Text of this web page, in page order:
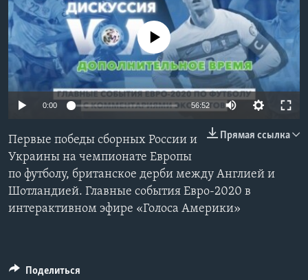
Learning English
СОЦИАЛЬНЫЕ СЕТИ
No media source currently available
0:00 56:52
Прямая ссылка
Первые победы сборных России и
Украины на чемпионате Европы
по футболу, британское дерби между Англией и
Шотландией. Главные события Евро-2020 в
интерактивном эфире «Голоса Америки»
Поделиться